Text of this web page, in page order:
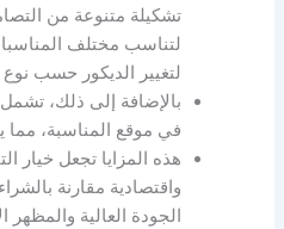
تشكيلة متنوعة من
لتناسب مختلف
لتغيير الديكور حسب
بالإضافة إلى ذلك، تشمل
في موقع المناسبة، مما
هذه المزايا تجعل خيار
واقتصادية مقارنة
الجودة العالية والمظهر